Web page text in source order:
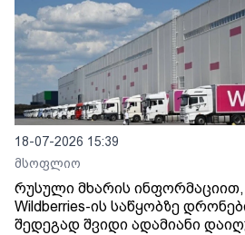
18-07-2026 15:39
მსოფლიო
რუსული მხარის ინფორმაციით,
Wildberries-ის საწყობზე
შედეგად შვიდი ადამიანი